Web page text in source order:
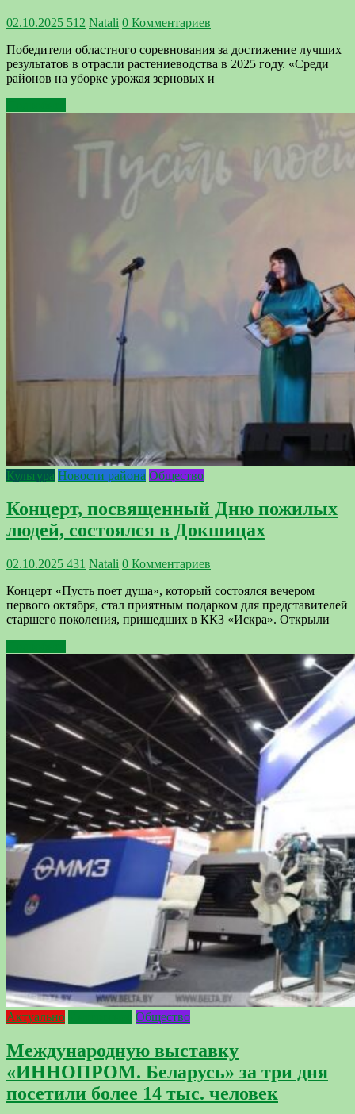
02.10.2025 512 Natali 0 Комментариев
Победители областного соревнования за достижение лучших
результатов в отрасли растениеводства в 2025 году. «Среди
районов на уборке урожая зерновых и
Культура Новости района Общество
Концерт, посвященный Дню пожилых
людей, состоялся в Докшицах
02.10.2025 431 Natali 0 Комментариев
Концерт «Пусть поет душа», который состоялся вечером
первого октября, стал приятным подарком для представителей
старшего поколения, пришедших в ККЗ «Искра». Открыли
Актуально Общество
Международную выставку
«ИННОПРОМ. Беларусь» за три дня
посетили более 14 тыс. человек